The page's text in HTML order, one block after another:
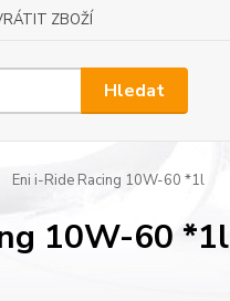
ZBOŽÍ
Hledat
Eni i-Ride Racing 10W-60 *1l
10W-60 *1l